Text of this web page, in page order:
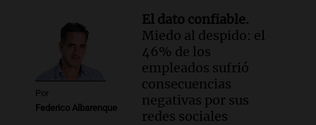
Por
Federico Albarenque
El dato confiable.
Miedo al despido: el
46% de los
empleados sufrió
consecuencias
negativas por sus
redes sociales